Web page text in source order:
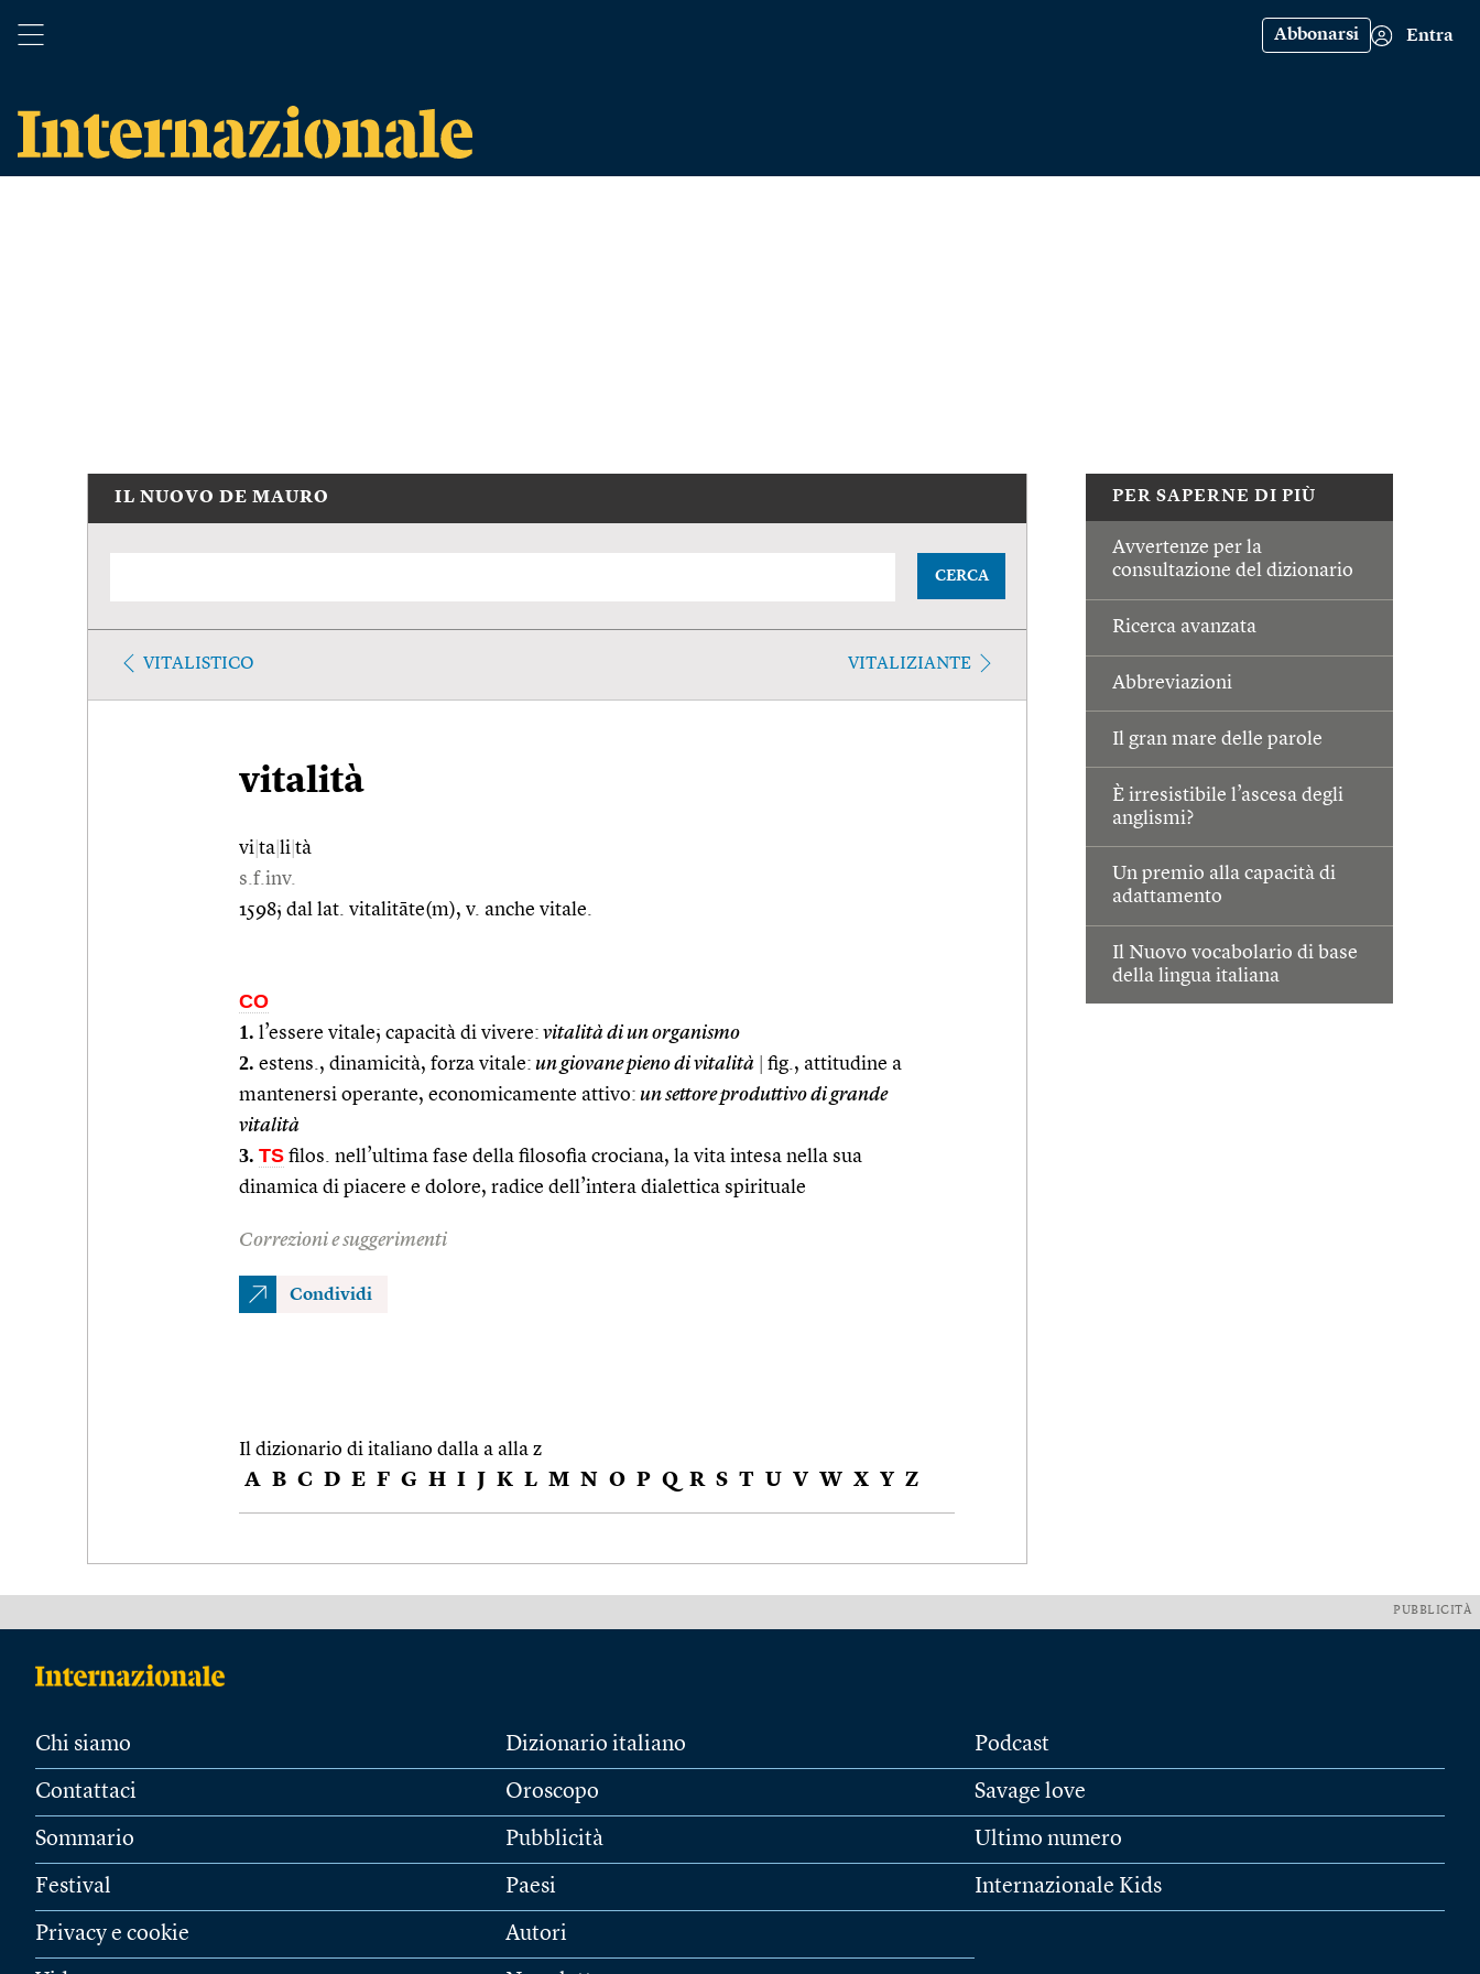
Abbonarsi Entra
PER SAPERNE DI PIÙ
Avvertenze per la
consultazione del dizionario
Ricerca avanzata
Abbreviazioni
Il gran mare delle parole
È irresistibile l’ascesa degli
anglismi?
Un premio alla capacità di
adattamento
Il Nuovo vocabolario di base
della lingua italiana
IL NUOVO DE MAURO
CERCA
VITALISTICO VITALIZIANTE
vitalità
vi ta li tà
s.f.inv.
1598; dal lat. vitalitāte(m), v. anche vitale.
CO
1. l’essere vitale; capacità di vivere: vitalità di un organismo
2. estens., dinamicità, forza vitale: un giovane pieno di vitalità
fig., attitudine a
mantenersi operante, economicamente attivo: un settore produttivo di grande
vitalità
3. TS filos. nell’ultima fase della filosofia crociana, la vita intesa nella sua
dinamica di piacere e dolore, radice dell’intera dialettica spirituale
Correzioni e suggerimenti
Condividi
Il dizionario di italiano dalla a alla z
A B C D E F G H I J K L M N O P Q R S T U V W X Y Z
PUBBLICITÀ
Chi siamo
Contattaci
Sommario
Festival
Privacy e cookie
Dizionario italiano
Oroscopo
Pubblicità
Paesi
Autori
Podcast
Savage love
Ultimo numero
Internazionale Kids